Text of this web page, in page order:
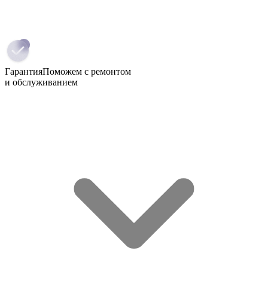
ГарантияПоможем с ремонтом
и обслуживанием